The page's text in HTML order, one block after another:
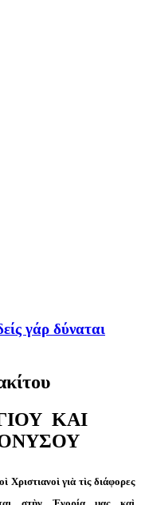
γάρ δύναται
ΚΑΙ
Χριστιανοὶ γιὰ τὶς διάφορες